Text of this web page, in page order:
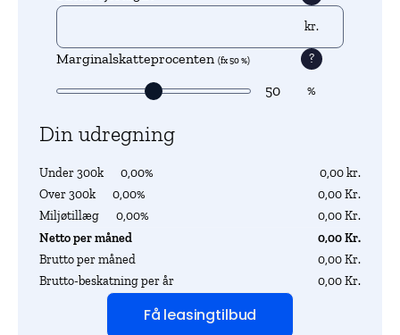
Marginalskatteprocenten (fx 50 %) ?
50
Din udregning
Under 300k 0,00%
0,00 kr.
Over 300k
0,00%
0,00 Kr.
Miljøtillæg
0,00%
0,00 Kr.
Netto per måned
0,00 Kr.
Brutto per måned
0,00 Kr.
Brutto-beskatning per år
0,00 Kr.
Få leasingtilbud